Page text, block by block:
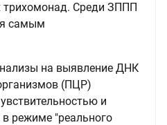
трихомонад. Среди ЗППП
самым
на выявление ДНК
(ПЦР)
и
режиме "реального